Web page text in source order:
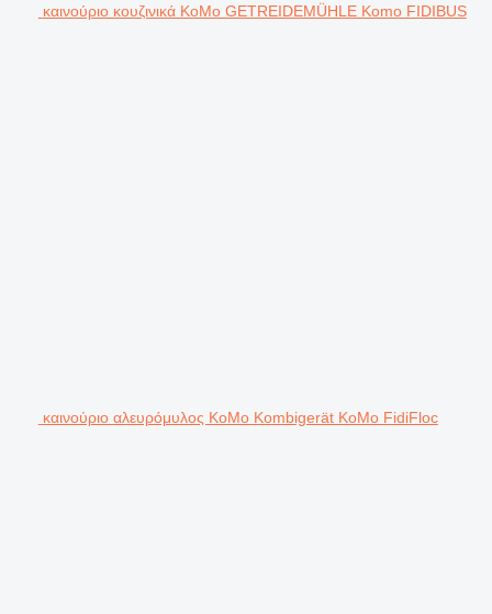
καινούριο κουζινικά KoMo GETREIDEMÜHLE Komo FIDIBUS
καινούριο αλευρόμυλος KoMo Kombigerät KoMo FidiFloc